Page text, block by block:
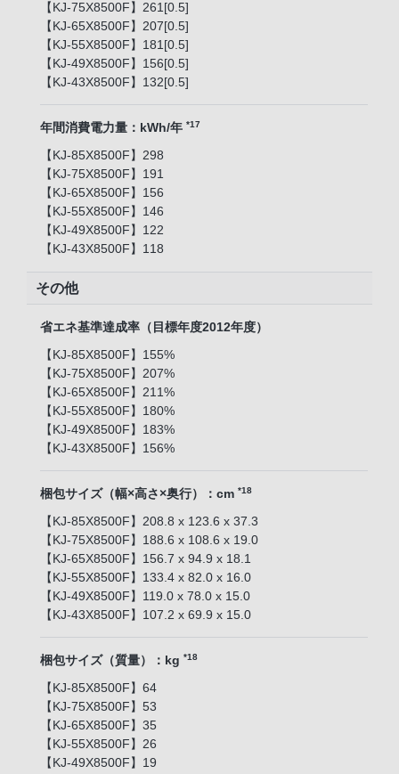
【KJ-75X8500F】261[0.5]
【KJ-65X8500F】207[0.5]
【KJ-55X8500F】181[0.5]
【KJ-49X8500F】156[0.5]
【KJ-43X8500F】132[0.5]
年間消費電力量：kWh/年 *17
【KJ-85X8500F】298
【KJ-75X8500F】191
【KJ-65X8500F】156
【KJ-55X8500F】146
【KJ-49X8500F】122
【KJ-43X8500F】118
その他
省エネ基準達成率（目標年度2012年度）
【KJ-85X8500F】155%
【KJ-75X8500F】207%
【KJ-65X8500F】211%
【KJ-55X8500F】180%
【KJ-49X8500F】183%
【KJ-43X8500F】156%
梱包サイズ（幅×高さ×奥行）：cm *18
【KJ-85X8500F】208.8 x 123.6 x 37.3
【KJ-75X8500F】188.6 x 108.6 x 19.0
【KJ-65X8500F】156.7 x 94.9 x 18.1
【KJ-55X8500F】133.4 x 82.0 x 16.0
【KJ-49X8500F】119.0 x 78.0 x 15.0
【KJ-43X8500F】107.2 x 69.9 x 15.0
梱包サイズ（質量）：kg *18
【KJ-85X8500F】64
【KJ-75X8500F】53
【KJ-65X8500F】35
【KJ-55X8500F】26
【KJ-49X8500F】19